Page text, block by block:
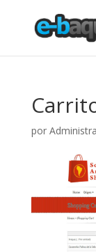
por